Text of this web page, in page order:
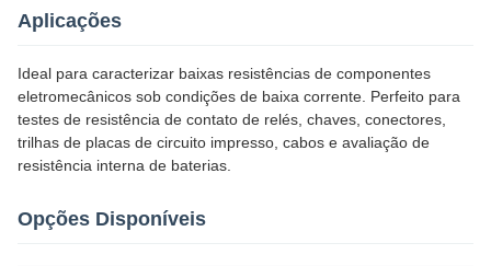
Aplicações
Ideal para caracterizar baixas resistências de componentes
eletromecânicos sob condições de baixa corrente. Perfeito para
testes de resistência de contato de relés, chaves, conectores,
trilhas de placas de circuito impresso, cabos e avaliação de
resistência interna de baterias.
Opções Disponíveis